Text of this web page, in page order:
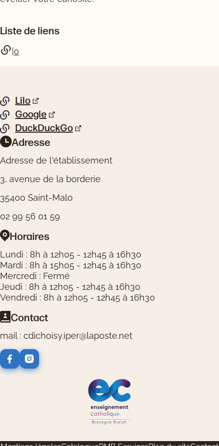
Liste de liens
|0
Pied de page
Liste de liens
Lilo
Google
DuckDuckGo
Informations pratiques
Adresse
Adresse de l'établissement
3, avenue de la borderie
35400 Saint-Malo
02 99 56 01 59
Horaires
Lundi : 8h à 12h05 - 12h45 à 16h30
Mardi : 8h à 15h05 - 12h45 à 16h30
Mercredi : Fermé
Jeudi : 8h à 12h05 - 12h45 à 16h30
Vendredi : 8h à 12h05 - 12h45 à 16h30
Contact
mail : cdichoisy.iper@laposte.net
Logos réseaux sociaux